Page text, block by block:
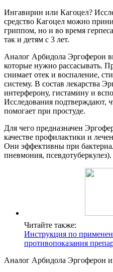
Ингавирин или Кагоцел?
средство Кагоцел можно
гриппом, но и во время
так и детям с 3 лет.
Аналог Арбидола Эргоферон
которые нужно рассасывать.
снимает отек и воспаление,
систему. В состав лекарства
интерферону, гистамину и
Исследования подтверждают,
помогает при простуде.
Для чего предназначен
качестве профилактики и
Они эффективны при
пневмония, псевдотуберкулез).
Читайте также:
Инструкция по
противопоказания
Аналог Арбидола Эргоферон